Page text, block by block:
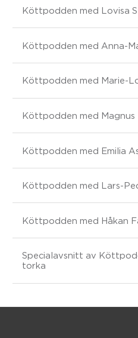
Köttpodden med Lovisa
Köttpodden med Anna-
Köttpodden med Marie-
Köttpodden med Magnus
Köttpodden med Emilia
Köttpodden med Lars-
Köttpodden med Håkan
Specialavsnitt av
torka